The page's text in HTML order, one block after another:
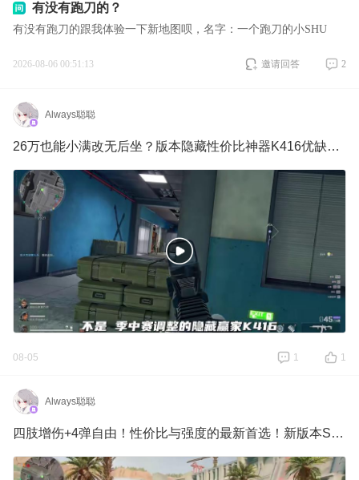
有没有跑刀的？
有没有跑刀的跟我体验一下新地图呗，名字：一个跑刀的小SHU
2026-08-06 00:51:13 邀请回答 2
Always聪聪
26万也能小满改无后坐？版本隐藏性价比神器K416优缺点介绍与改法教学！
08-05 1 1
Always聪聪
四肢增伤+4弹自由！性价比与强度的最新首选！新版本SCAR优缺点介绍与改法教学！